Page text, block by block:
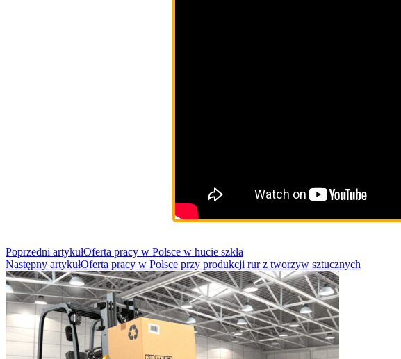
Post
Navigation
Poprzedni artykułOferta pracy w Polsce w hucie szkła
Następny artykułOferta pracy w Polsce przy produkcji rur z tworzyw sztucznych